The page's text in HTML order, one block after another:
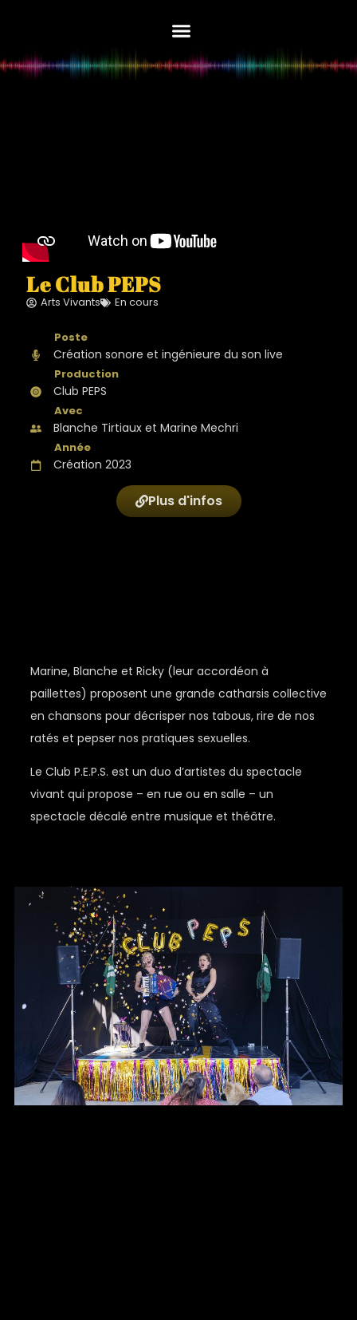
Edith Herregods
Le Club PEPS
Arts Vivants En cours
Création sonore et ingénieure du son live
Club PEPS
Blanche Tirtiaux et Marine Mechri
Création 2023
Plus d'infos
Marine, Blanche et Ricky (leur accordéon à
paillettes) proposent une grande catharsis collective
en chansons pour décrisper nos tabous, rire de nos
ratés et pepser nos pratiques sexuelles.
Le Club P.E.P.S. est un duo d’artistes du spectacle
vivant qui propose – en rue ou en salle – un
spectacle décalé entre musique et théâtre.